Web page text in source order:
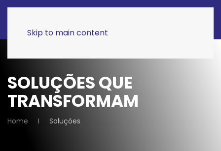
Skip to main content
SOLUÇÕES QUE
TRANSFORMAM
Home Soluções